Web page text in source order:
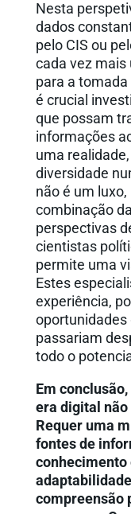
Nesta
dados
pelo CIS ou
cada vez
para a
é crucial
que possam
informações
uma
diversidade
não é um
combinação
perspectivas
cientistas
permite uma
Estes
experiência,
oportunidades
passariam
todo o
Em
era digital
Requer uma
fontes de
conhecimento
compreensão